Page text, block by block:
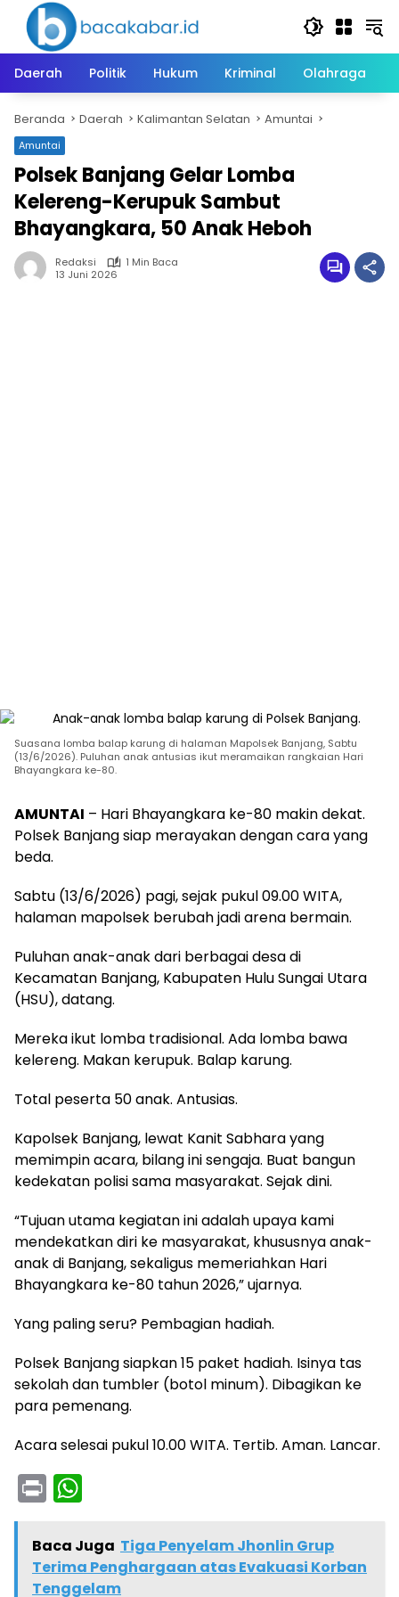
Langsung
konten
Daerah
Politik Hukum Kriminal Olahraga
Beranda Daerah Kalimantan Selatan Amuntai
Amuntai
Polsek Banjang Gelar Lomba
Kelereng-Kerupuk Sambut
Bhayangkara, 50 Anak Heboh
Redaksi
1 Min Baca
13 Juni 2026
Suasana lomba balap karung di halaman Mapolsek Banjang, Sabtu
(13/6/2026). Puluhan anak antusias ikut meramaikan rangkaian Hari
Bhayangkara ke-80.
AMUNTAI – Hari Bhayangkara ke-80 makin dekat.
Polsek Banjang siap merayakan dengan cara yang
beda.
Sabtu (13/6/2026) pagi, sejak pukul 09.00 WITA,
halaman mapolsek berubah jadi arena bermain.
Puluhan anak-anak dari berbagai desa di
Kecamatan Banjang, Kabupaten Hulu Sungai Utara
(HSU), datang.
Mereka ikut lomba tradisional. Ada lomba bawa
kelereng. Makan kerupuk. Balap karung.
Total peserta 50 anak. Antusias.
Kapolsek Banjang, lewat Kanit Sabhara yang
memimpin acara, bilang ini sengaja. Buat bangun
kedekatan polisi sama masyarakat. Sejak dini.
“Tujuan utama kegiatan ini adalah upaya kami
mendekatkan diri ke masyarakat, khususnya anak-
anak di Banjang, sekaligus memeriahkan Hari
Bhayangkara ke-80 tahun 2026,” ujarnya.
Yang paling seru? Pembagian hadiah.
Polsek Banjang siapkan 15 paket hadiah. Isinya tas
sekolah dan tumbler (botol minum). Dibagikan ke
para pemenang.
Acara selesai pukul 10.00 WITA. Tertib. Aman. Lancar.
Pr
in
t a
ts
Baca Juga Tiga Penyelam Jhonlin Grup
Terima Penghargaan atas Evakuasi Korban
Tenggelam